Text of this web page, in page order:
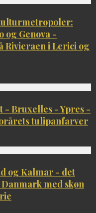
og Genova -
Rivieraen i Lerici og
- Bruxelles - Ypres -
tulipanfarver
og Kalmar - det
med skøn